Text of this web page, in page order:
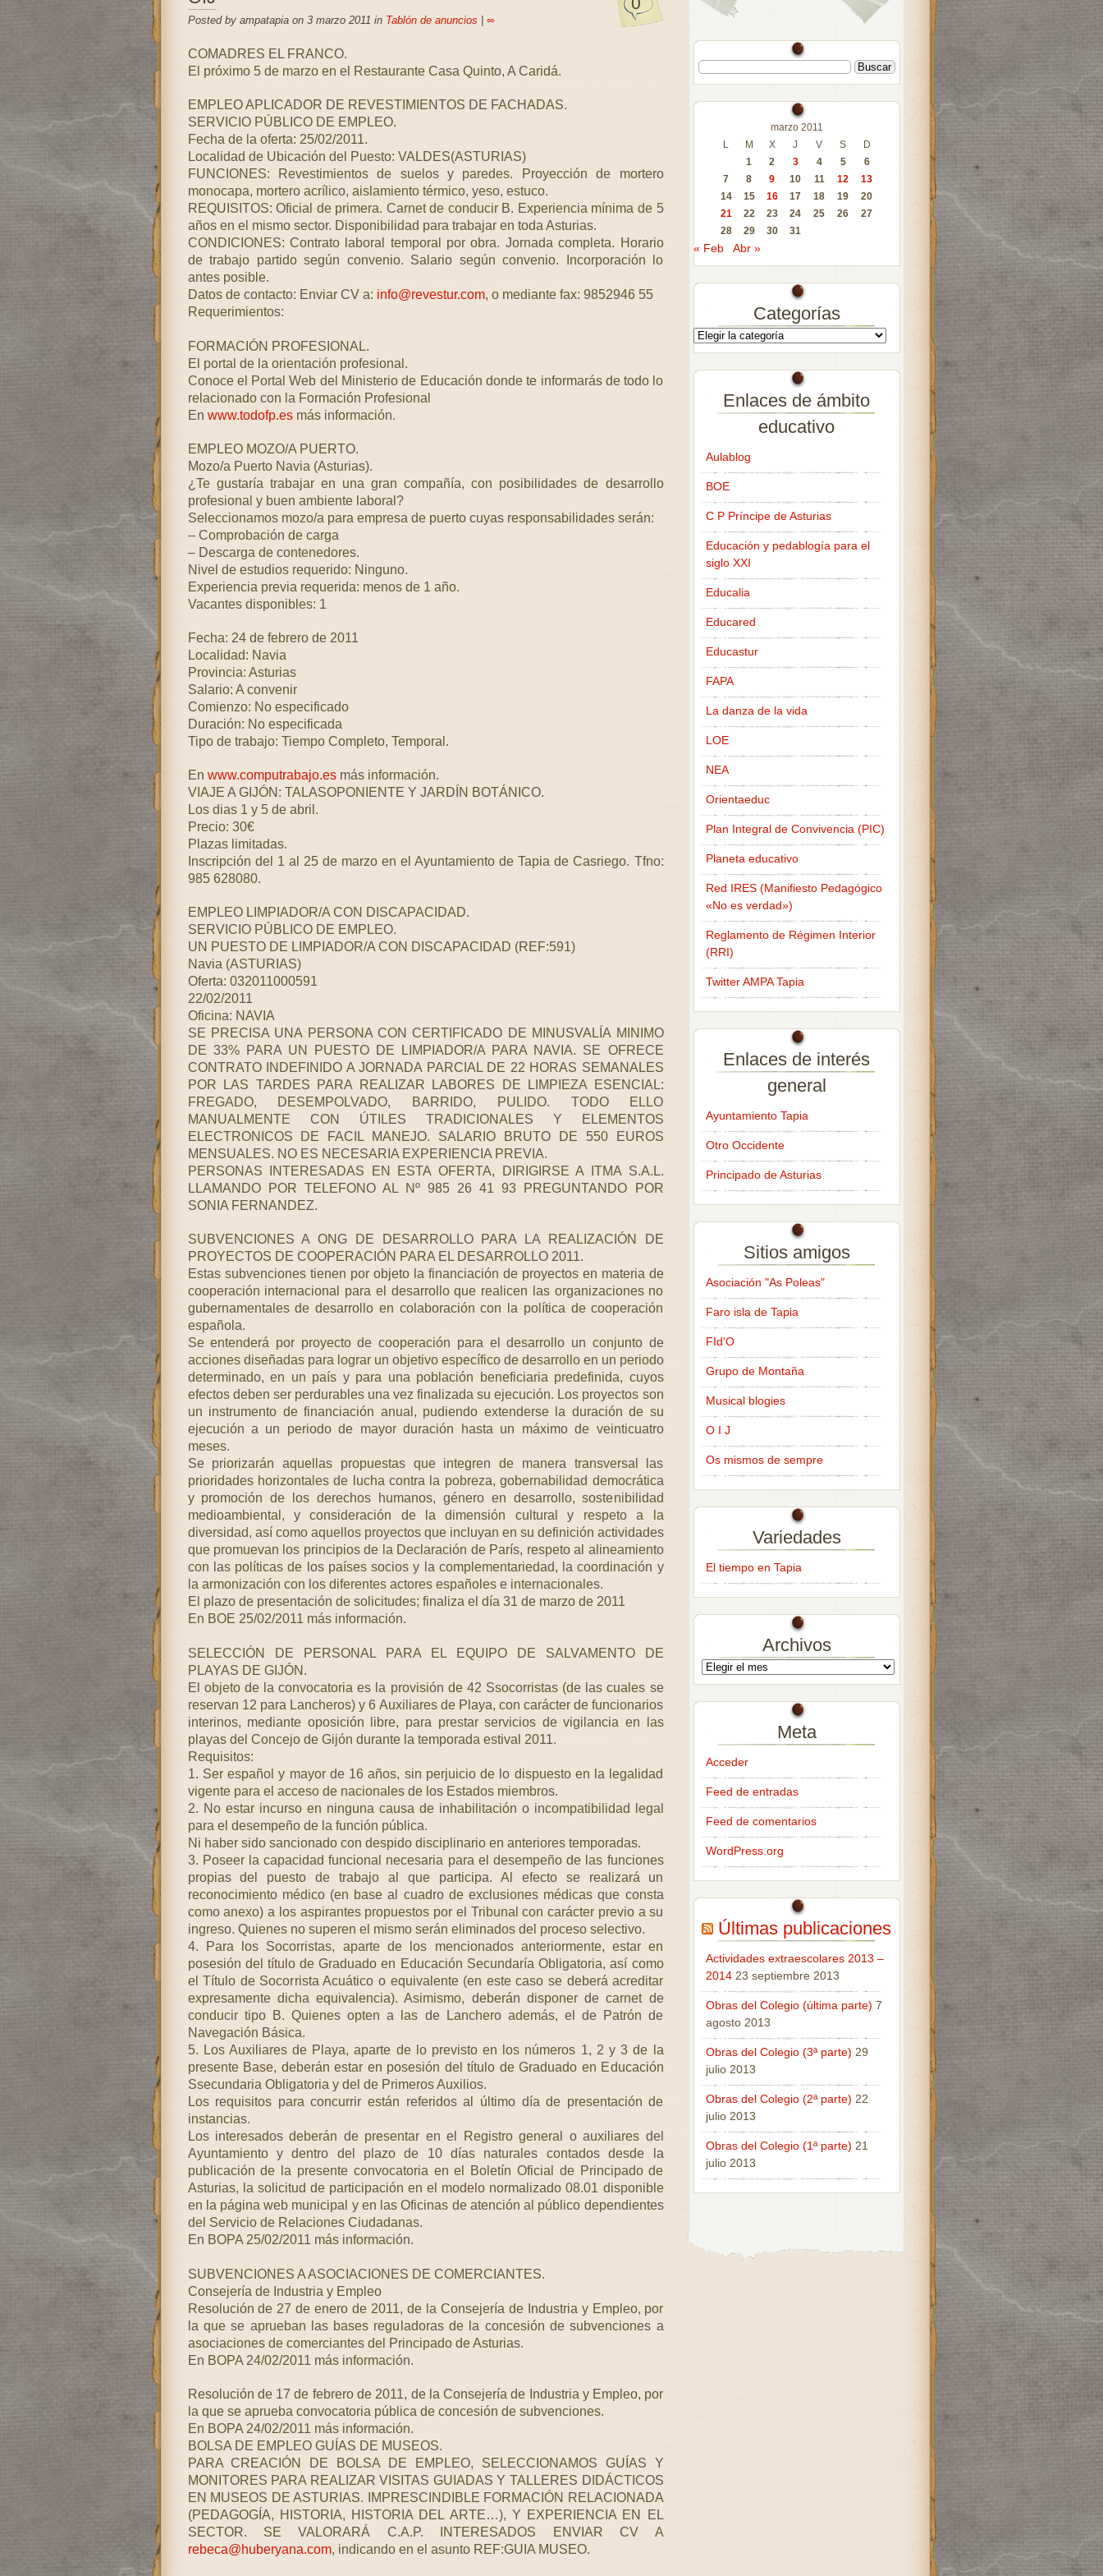
Posted by ampatapia on 3 marzo 2011 in Tablón de anuncios ∞
COMADRES EL FRANCO.
El próximo 5 de marzo en el Restaurante Casa Quinto, A Caridá.
EMPLEO APLICADOR DE REVESTIMIENTOS DE FACHADAS.
SERVICIO PÚBLICO DE EMPLEO.
Fecha de la oferta: 25/02/2011.
Localidad de Ubicación del Puesto: VALDES(ASTURIAS)
FUNCIONES: Revestimientos de suelos y paredes. Proyección de mortero
monocapa, mortero acrílico, aislamiento térmico, yeso, estuco.
REQUISITOS: Oficial de primera. Carnet de conducir B. Experiencia mínima de 5
años en el mismo sector. Disponibilidad para trabajar en toda Asturias.
CONDICIONES: Contrato laboral temporal por obra. Jornada completa. Horario
de trabajo partido según convenio. Salario según convenio. Incorporación lo
antes posible.
Datos de contacto: Enviar CV a: info@revestur.com, o mediante fax: 9852946 55
Requerimientos:
FORMACIÓN PROFESIONAL.
El portal de la orientación profesional.
Conoce el Portal Web del Ministerio de Educación donde te informarás de todo lo
relacionado con la Formación Profesional
En www.todofp.esmás información.
EMPLEO MOZO/A PUERTO.
Mozo/a Puerto Navia (Asturias).
¿Te gustaría trabajar en una gran compañía, con posibilidades de desarrollo
profesional y buen ambiente laboral?
Seleccionamos mozo/a para empresa de puerto cuyas responsabilidades serán:
– Comprobación de carga
– Descarga de contenedores.
Nivel de estudios requerido: Ninguno.
Experiencia previa requerida: menos de 1 año.
Vacantes disponibles: 1
Fecha: 24 de febrero de 2011
Localidad: Navia
Provincia: Asturias
Salario: A convenir
Comienzo: No especificado
Duración: No especificada
Tipo de trabajo: Tiempo Completo, Temporal.
En www.computrabajo.esmás información.
VIAJE A GIJÓN: TALASOPONIENTE Y JARDÍN BOTÁNICO.
Los dias 1 y 5 de abril.
Precio: 30€
Plazas limitadas.
Inscripción del 1 al 25 de marzo en el Ayuntamiento de Tapia de Casriego. Tfno:
985 628080.
EMPLEO LIMPIADOR/A CON DISCAPACIDAD.
SERVICIO PÚBLICO DE EMPLEO.
UN PUESTO DE LIMPIADOR/A CON DISCAPACIDAD (REF:591)
Navia (ASTURIAS)
Oferta: 032011000591
22/02/2011
Oficina: NAVIA
SE PRECISA UNA PERSONA CON CERTIFICADO DE MINUSVALÍA MINIMO
DE 33% PARA UN PUESTO DE LIMPIADOR/A PARA NAVIA. SE OFRECE
CONTRATO INDEFINIDO A JORNADA PARCIAL DE 22 HORAS SEMANALES
POR LAS TARDES PARA REALIZAR LABORES DE LIMPIEZA ESENCIAL:
FREGADO, DESEMPOLVADO, BARRIDO, PULIDO. TODO ELLO
MANUALMENTE CON ÚTILES TRADICIONALES Y ELEMENTOS
ELECTRONICOS DE FACIL MANEJO. SALARIO BRUTO DE 550 EUROS
MENSUALES. NO ES NECESARIA EXPERIENCIA PREVIA.
PERSONAS INTERESADAS EN ESTA OFERTA, DIRIGIRSE A ITMA S.A.L.
LLAMANDO POR TELEFONO AL Nº 985 26 41 93 PREGUNTANDO POR
SONIA FERNANDEZ.
SUBVENCIONES A ONG DE DESARROLLO PARA LA REALIZACIÓN DE
PROYECTOS DE COOPERACIÓN PARA EL DESARROLLO 2011.
Estas subvenciones tienen por objeto la financiación de proyectos en materia de
cooperación internacional para el desarrollo que realicen las organizaciones no
gubernamentales de desarrollo en colaboración con la política de cooperación
española.
Se entenderá por proyecto de cooperación para el desarrollo un conjunto de
acciones diseñadas para lograr un objetivo específico de desarrollo en un periodo
determinado, en un país y para una población beneficiaria predefinida, cuyos
efectos deben ser perdurables una vez finalizada su ejecución. Los proyectos son
un instrumento de financiación anual, pudiendo extenderse la duración de su
ejecución a un periodo de mayor duración hasta un máximo de veinticuatro
meses.
Se priorizarán aquellas propuestas que integren de manera transversal las
prioridades horizontales de lucha contra la pobreza, gobernabilidad democrática
y promoción de los derechos humanos, género en desarrollo, sostenibilidad
medioambiental, y consideración de la dimensión cultural y respeto a la
diversidad, así como aquellos proyectos que incluyan en su definición actividades
que promuevan los principios de la Declaración de París, respeto al alineamiento
con las políticas de los países socios y la complementariedad, la coordinación y
la armonización con los diferentes actores españoles e internacionales.
El plazo de presentación de solicitudes; finaliza el día 31 de marzo de 2011
En BOE 25/02/2011 más información.
SELECCIÓN DE PERSONAL PARA EL EQUIPO DE SALVAMENTO DE
PLAYAS DE GIJÓN.
El objeto de la convocatoria es la provisión de 42 Ssocorristas (de las cuales se
reservan 12 para Lancheros) y 6 Auxiliares de Playa, con carácter de funcionarios
interinos, mediante oposición libre, para prestar servicios de vigilancia en las
playas del Concejo de Gijón durante la temporada estival 2011.
Requisitos:
1. Ser español y mayor de 16 años, sin perjuicio de lo dispuesto en la legalidad
vigente para el acceso de nacionales de los Estados miembros.
2. No estar incurso en ninguna causa de inhabilitación o incompatibilidad legal
para el desempeño de la función pública.
Ni haber sido sancionado con despido disciplinario en anteriores temporadas.
3. Poseer la capacidad funcional necesaria para el desempeño de las funciones
propias del puesto de trabajo al que participa. Al efecto se realizará un
reconocimiento médico (en base al cuadro de exclusiones médicas que consta
como anexo) a los aspirantes propuestos por el Tribunal con carácter previo a su
ingreso. Quienes no superen el mismo serán eliminados del proceso selectivo.
4. Para los Socorristas, aparte de los mencionados anteriormente, estar en
posesión del título de Graduado en Educación Secundaría Obligatoria, así como
el Título de Socorrista Acuático o equivalente (en este caso se deberá acreditar
expresamente dicha equivalencia). Asimismo, deberán disponer de carnet de
conducir tipo B. Quienes opten a las de Lanchero además, el de Patrón de
Navegación Básica.
5. Los Auxiliares de Playa, aparte de lo previsto en los números 1, 2 y 3 de la
presente Base, deberán estar en posesión del título de Graduado en Educación
Ssecundaria Obligatoria y del de Primeros Auxilios.
Los requisitos para concurrir están referidos al último día de presentación de
instancias.
Los interesados deberán de presentar en el Registro general o auxiliares del
Ayuntamiento y dentro del plazo de 10 días naturales contados desde la
publicación de la presente convocatoria en el Boletín Oficial de Principado de
Asturias, la solicitud de participación en el modelo normalizado 08.01 disponible
en la página web municipal y en las Oficinas de atención al público dependientes
del Servicio de Relaciones Ciudadanas.
En BOPA 25/02/2011 más información.
SUBVENCIONES A ASOCIACIONES DE COMERCIANTES.
Consejería de Industria y Empleo
Resolución de 27 de enero de 2011, de la Consejería de Industria y Empleo, por
la que se aprueban las bases reguladoras de la concesión de subvenciones a
asociaciones de comerciantes del Principado de Asturias.
En BOPA 24/02/2011 más información.
Resolución de 17 de febrero de 2011, de la Consejería de Industria y Empleo, por
la que se aprueba convocatoria pública de concesión de subvenciones.
En BOPA 24/02/2011 más información.
BOLSA DE EMPLEO GUÍAS DE MUSEOS.
PARA CREACIÓN DE BOLSA DE EMPLEO, SELECCIONAMOS GUÍAS Y
MONITORES PARA REALIZAR VISITAS GUIADAS Y TALLERES DIDÁCTICOS
EN MUSEOS DE ASTURIAS. IMPRESCINDIBLE FORMACIÓN RELACIONADA
(PEDAGOGÍA, HISTORIA, HISTORIA DEL ARTE…), Y EXPERIENCIA EN EL
SECTOR. SE VALORARÁ C.A.P. INTERESADOS ENVIAR CV A
rebeca@huberyana.com, indicando en el asunto REF:GUIA MUSEO.
marzo 2011
L
M X J V S
D
1
2 3 4 5
6
7
8 9 10 11 12
13
14
15 16 17 18 19
20
21
22 23 24 25 26
27
28
29 30 31
« Feb Abr »
Categorías
Enlaces de ámbito
educativo
Aulablog
BOE
C P Príncipe de Asturias
Educación y pedablogía para el
siglo XXI
Educalia
Educared
Educastur
FAPA
La danza de la vida
LOE
NEA
Orientaeduc
Plan Integral de Convivencia (PIC)
Planeta educativo
Red IRES (Manifiesto Pedagógico
«No es verdad»)
Reglamento de Régimen Interior
(RRI)
Twitter AMPA Tapia
Enlaces de interés
general
Ayuntamiento Tapia
Otro Occidente
Principado de Asturias
Sitios amigos
Asociación "As Poleas"
Faro isla de Tapia
FId'O
Grupo de Montaña
Musical blogies
O I J
Os mismos de sempre
Variedades
El tiempo en Tapia
Archivos
Meta
Acceder
Feed de entradas
Feed de comentarios
WordPress.org
Últimas publicaciones
Actividades extraescolares 2013 –
2014 23 septiembre 2013
Obras del Colegio (última parte) 7
agosto 2013
Obras del Colegio (3ª parte) 29
julio 2013
Obras del Colegio (2ª parte) 22
julio 2013
Obras del Colegio (1ª parte) 21
julio 2013